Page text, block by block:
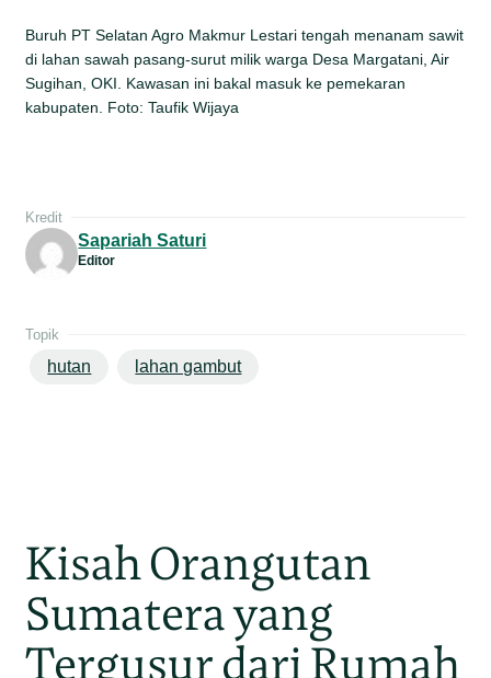
Buruh PT Selatan Agro Makmur Lestari tengah menanam sawit
di lahan sawah pasang-surut milik warga Desa Margatani, Air
Sugihan, OKI. Kawasan ini bakal masuk ke pemekaran
kabupaten. Foto: Taufik Wijaya
Kredit
Sapariah Saturi
Editor
Topik
hutan lahan gambut
Kisah Orangutan
Sumatera yang
Tergusur dari Rumah